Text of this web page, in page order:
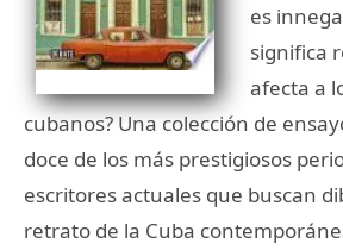
es
significa
afecta a
cubanos? Una colección de
doce de los más prestigiosos
escritores actuales que buscan
retrato de la Cuba